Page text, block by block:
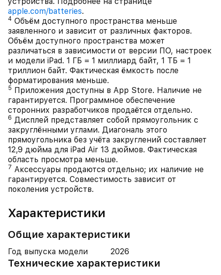
apple.com/batteries.
4 Объём доступного пространства меньше
заявленного и зависит от различных факторов.
Объём доступного пространства может
различаться в зависимости от версии ПО, настроек
и модели iPad. 1 ГБ = 1 миллиард байт, 1 ТБ = 1
триллион байт. Фактическая ёмкость после
форматирования меньше.
5 Приложения доступны в App Store. Наличие не
гарантируется. Программное обеспечение
сторонних разработчиков продаётся отдельно.
6 Дисплей представляет собой прямоугольник с
закруглёнными углами. Диагональ этого
прямоугольника без учёта закруглений составляет
12,9 дюйма для iPad Air 13 дюймов. Фактическая
область просмотра меньше.
7 Аксессуары продаются отдельно; их наличие не
гарантируется. Совместимость зависит от
поколения устройств.
Характеристики
Общие характеристики
Год выпуска модели 2026
Технические характеристики